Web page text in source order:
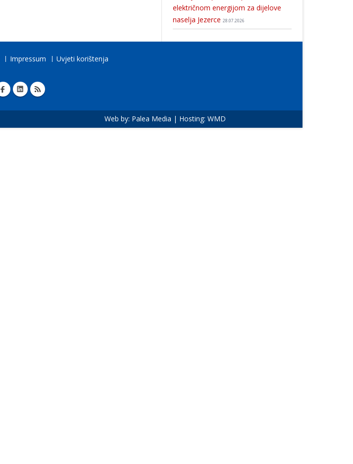
električnom energijom za dijelove
naselja Jezerce 28.07.2026
Impressum Uvjeti korištenja
Web by: Palea Media | Hosting: WMD